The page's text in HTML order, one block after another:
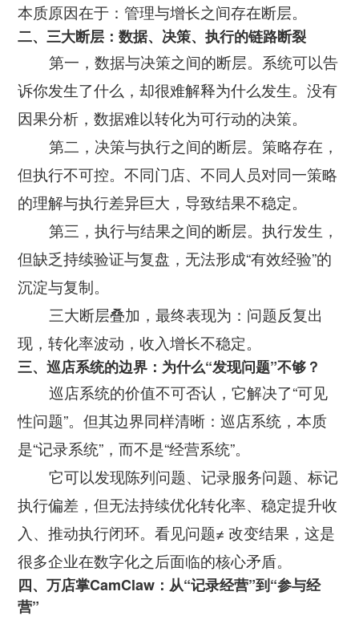
本质原因在于：管理与增长之间存在断层。
二、三大断层：数据、决策、执行的链路断裂
第一，数据与决策之间的断层。系统可以告
诉你发生了什么，却很难解释为什么发生。没有
因果分析，数据难以转化为可行动的决策。
第二，决策与执行之间的断层。策略存在，
但执行不可控。不同门店、不同人员对同一策略
的理解与执行差异巨大，导致结果不稳定。
第三，执行与结果之间的断层。执行发生，
但缺乏持续验证与复盘，无法形成“有效经验”的
沉淀与复制。
三大断层叠加，最终表现为：问题反复出
现，转化率波动，收入增长不稳定。
三、巡店系统的边界：为什么“发现问题”不够？
巡店系统的价值不可否认，它解决了“可见
性问题”。但其边界同样清晰：巡店系统，本质
是“记录系统”，而不是“经营系统”。
它可以发现陈列问题、记录服务问题、标记
执行偏差，但无法持续优化转化率、稳定提升收
入、推动执行闭环。看见问题≠ 改变结果，这是
很多企业在数字化之后面临的核心矛盾。
四、万店掌CamClaw：从“记录经营”到“参与经
营”